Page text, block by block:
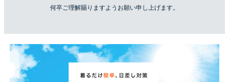
何卒ご理解賜りますようお願い申し上げます。